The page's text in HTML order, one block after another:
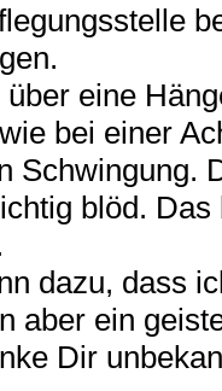
eine
bei einer
Schwingung.
blöd.
dazu, dass
aber ein
Dir